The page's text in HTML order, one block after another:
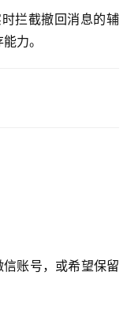
拦截撤回消息的辅
能力。
账号，或希望保留